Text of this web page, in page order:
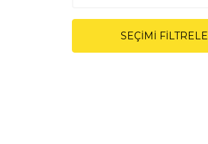
SEÇIMI FILTRELE